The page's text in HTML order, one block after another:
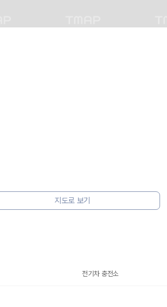
니다.
가능 차량을 한 번에 비교할 수 있습니다.
지도로 보기
전기차 충전소